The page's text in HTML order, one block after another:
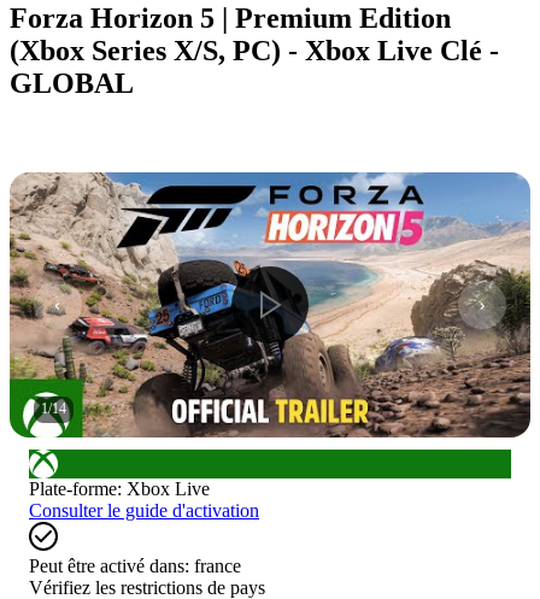
Forza Horizon 5 | Premium Edition
(Xbox Series X/S, PC) - Xbox Live Clé -
GLOBAL
1/14
Plate-forme: Xbox Live
Consulter le guide d'activation
Peut être activé dans: france
Vérifiez les restrictions de pays